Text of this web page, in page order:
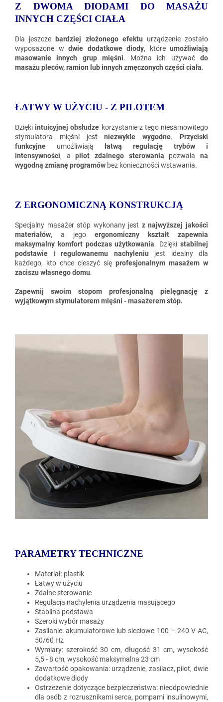
Z DWOMA DIODAMI DO MASAŻU
INNYCH CZĘŚCI CIAŁA
Dla jeszczebardziej złożonego efektu urządzenie zostało
wyposażone w dwie dodatkowe diody, które umożliwiają
masowanie innych grup mięśni. Można ich używaćdo
masażu pleców, ramion lub innych zmęczonych części ciała.
ŁATWY W UŻYCIU - Z PILOTEM
Dziękiintuicyjnej obsłudze korzystanie z tego niesamowitego
stymulatora mięśni jestniezwykle wygodne. Przyciski
funkcyjne umożliwiają łatwą regulację trybów i
intensywności, apilot zdalnego sterowania pozwalana
wygodną zmianę programów bez konieczności wstawania.
Z ERGONOMICZNĄ KONSTRUKCJĄ
Specjalny masażer stóp wykonany jest z najwyższej jakości
materiałów, a jego ergonomiczny kształt zapewnia
maksymalny komfort podczas użytkowania. Dziękistabilnej
podstawie i regulowanemu nachyleniu jest idealny dla
każdego, kto chce cieszyć się profesjonalnym masażem w
zaciszu własnego domu.
Zapewnij swoim stopom profesjonalną pielęgnację z
wyjątkowym stymulatorem mięśni - masażerem stóp.
PARAMETRY TECHNICZNE
Materiał: plastik
Łatwy w użyciu
Zdalne sterowanie
Regulacja nachylenia urządzenia masującego
Stabilna podstawa
Szeroki wybór masaży
Zasilanie: akumulatorowe lub sieciowe 100 – 240 V AC,
50/60 Hz
Wymiary: szerokość 30 cm, długość 31 cm, wysokość
5,5 - 8 cm, wysokość maksymalna 23 cm
Zawartość opakowania: urządzenie, zasilacz, pilot, dwie
dodatkowe diody
Ostrzeżenie dotyczące bezpieczeństwa: nieodpowiednie
dla osób z rozrusznikami serca, pompami insulinowymi,